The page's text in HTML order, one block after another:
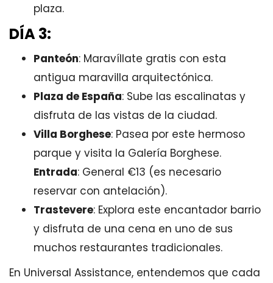
plaza.
DÍA 3:
Panteón: Maravíllate gratis con esta
antigua maravilla arquitectónica.
Plaza de España: Sube las escalinatas y
disfruta de las vistas de la ciudad.
Villa Borghese: Pasea por este hermoso
parque y visita la Galería Borghese.
Entrada: General €13 (es necesario
reservar con antelación).
Trastevere: Explora este encantador barrio
y disfruta de una cena en uno de sus
muchos restaurantes tradicionales.
En Universal Assistance, entendemos que cada